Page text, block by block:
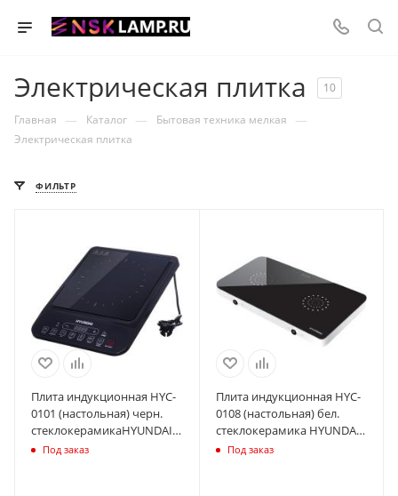
Электрическая плитка 10
Главная — Каталог — Бытовая техника мелкая —
Электрическая плитка
ФИЛЬТР
Плита индукционная HYC-
0101 (настольная) черн.
стеклокерамикаHYUNDAI
1200724
Под заказ
Плита индукционная HYC-
0108 (настольная) бел.
стеклокерамика HYUNDAI
1358611
Под заказ